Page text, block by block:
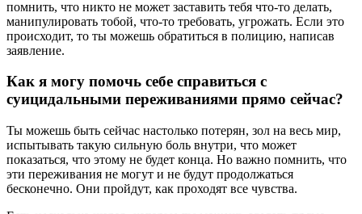
помнить, что никто не может заставить тебя что-то делать,
манипулировать тобой, что-то требовать, угрожать. Если это
происходит, то ты можешь обратиться в полицию, написав
заявление.
Как я могу помочь себе справиться с
суицидальными переживаниями прямо сейчас?
Ты можешь быть сейчас настолько потерян, зол на весь мир,
испытывать такую сильную боль внутри, что может
показаться, что этому не будет конца. Но важно помнить, что
эти переживания не могут и не будут продолжаться
бесконечно. Они пройдут, как проходят все чувства.